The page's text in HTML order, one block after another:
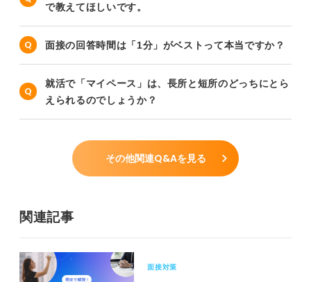
で教えてほしいです。
面接の回答時間は「1分」がベストって本当ですか？
就活で「マイペース」は、長所と短所のどっちにとら
えられるのでしょうか？
その他関連Q&Aを見る
関連記事
面接対策